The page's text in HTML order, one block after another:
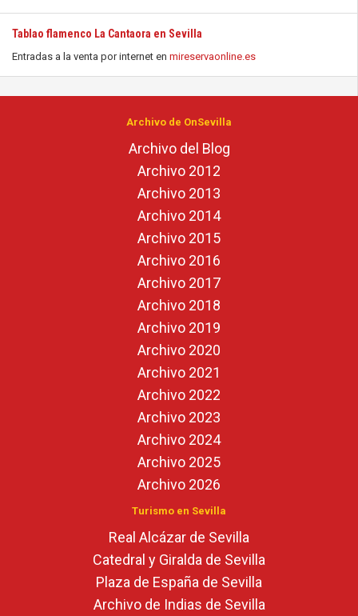
Tablao flamenco La Cantaora en Sevilla
Entradas a la venta por internet en mireservaonline.es
Archivo de OnSevilla
Archivo del Blog
Archivo 2012
Archivo 2013
Archivo 2014
Archivo 2015
Archivo 2016
Archivo 2017
Archivo 2018
Archivo 2019
Archivo 2020
Archivo 2021
Archivo 2022
Archivo 2023
Archivo 2024
Archivo 2025
Archivo 2026
Turismo en Sevilla
Real Alcázar de Sevilla
Catedral y Giralda de Sevilla
Plaza de España de Sevilla
Archivo de Indias de Sevilla